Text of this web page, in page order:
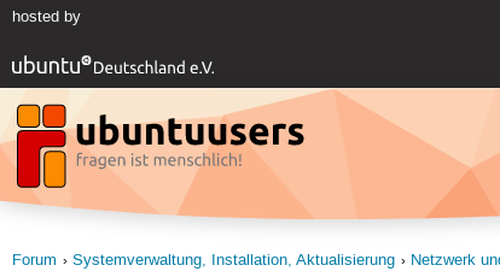
hosted by
Forum
Systemverwaltung, Installation, Aktualisierung
Netzwerk